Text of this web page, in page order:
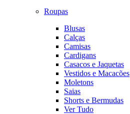
Roupas
Blusas
Calças
Camisas
Cardigans
Casacos e Jaquetas
Vestidos e Macacões
Moletons
Saias
Shorts e Bermudas
Ver Tudo